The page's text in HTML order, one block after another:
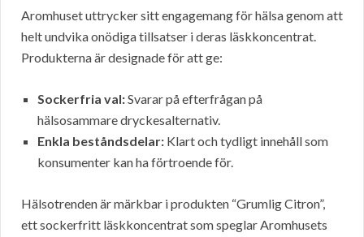
Aromhuset uttrycker sitt engagemang för hälsa genom att
helt undvika onödiga tillsatser i deras läskkoncentrat.
Produkterna är designade för att ge:
Sockerfria val:Svarar på efterfrågan på
hälsosammare dryckesalternativ.
Enkla beståndsdelar: Klart och tydligt innehåll som
konsumenter kan ha förtroende för.
Hälsotrenden är märkbar i produkten “Grumlig Citron”,
ett sockerfritt läskkoncentrat som speglar Aromhusets